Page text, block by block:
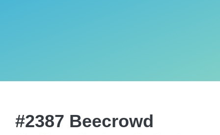
#2387 Beecrowd